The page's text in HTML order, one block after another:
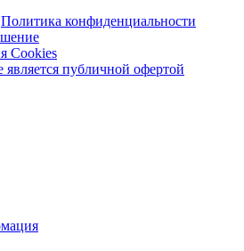
Политика конфиденциальности
Cookies
публичной офертой